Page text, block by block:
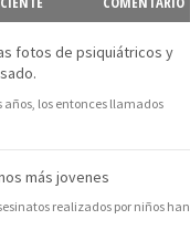
S
fotos de psiquiátricos y
años, los entonces llamados
más jovenes
realizados por niños han